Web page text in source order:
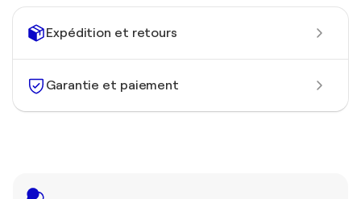
Expédition et retours
Garantie et paiement